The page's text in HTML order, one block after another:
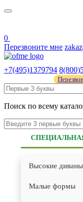
0
Перезвоните мне
+7(495)1379794
Поиск по всему
Высокие диваны
Малые формы